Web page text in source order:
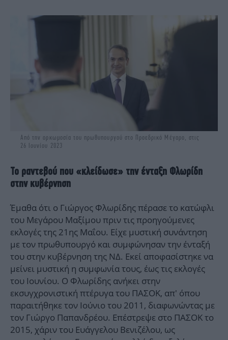
Από την ορκωμοσία του πρωθυπουργού στο Προεδρικό Μέγαρο, στις
26 Ιουνίου 2023
Το ραντεβού που «κλείδωσε» την ένταξη Φλωρίδη
στην κυβέρνηση
Έμαθα ότι ο Γιώργος Φλωρίδης πέρασε το κατώφλι
του Μεγάρου Μαξίμου πριν τις προηγούμενες
εκλογές της 21ης Μαΐου. Είχε μυστική συνάντηση
με τον πρωθυπουργό και συμφώνησαν την ένταξή
του στην κυβέρνηση της ΝΔ. Εκεί αποφασίστηκε να
μείνει μυστική η συμφωνία τους, έως τις εκλογές
του Ιουνίου. Ο Φλωρίδης ανήκει στην
εκσυγχρονιστική πτέρυγα του ΠΑΣΟΚ, απ' όπου
παραιτήθηκε τον Ιούνιο του 2011, διαφωνώντας με
τον Γιώργο Παπανδρέου. Επέστρεψε στο ΠΑΣΟΚ το
2015, χάριν του Ευάγγελου Βενιζέλου, ως